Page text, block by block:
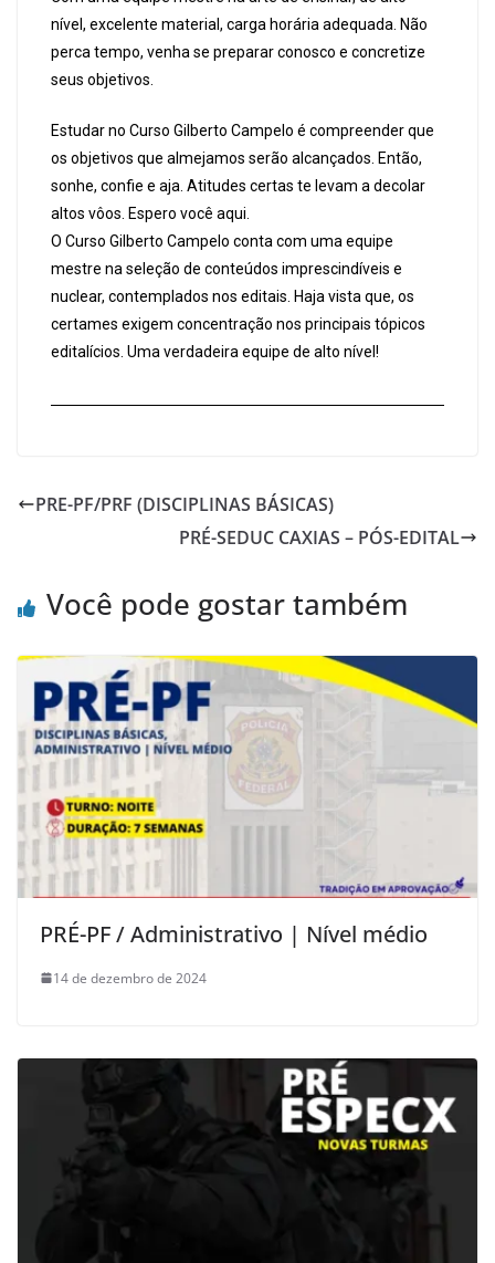
nível, excelente material, carga horária adequada. Não
perca tempo, venha se preparar conosco e concretize
seus objetivos.
Estudar no Curso Gilberto Campelo é compreender que
os objetivos que almejamos serão alcançados. Então,
sonhe, confie e aja. Atitudes certas te levam a decolar
altos vôos. Espero você aqui.
O Curso Gilberto Campelo conta com uma equipe
mestre na seleção de conteúdos imprescindíveis e
nuclear, contemplados nos editais. Haja vista que, os
certames exigem concentração nos principais tópicos
editalícios. Uma verdadeira equipe de alto nível!
PRE-PF/PRF (DISCIPLINAS BÁSICAS)
PRÉ-SEDUC CAXIAS – PÓS-EDITAL
Você pode gostar também
PRÉ-PF / Administrativo | Nível médio
14 de dezembro de 2024